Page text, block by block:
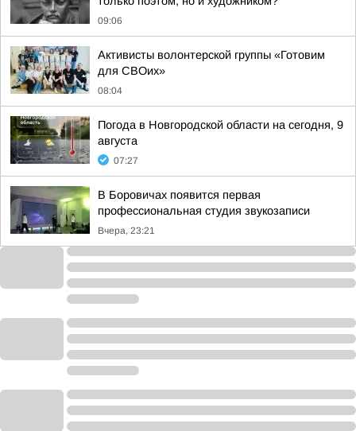
09:06
Активисты волонтерской группы «Готовим
для СВОих»
08:04
Погода в Новгородской области на сегодня, 9
августа
07:27
В Боровичах появится первая
профессиональная студия звукозаписи
Вчера, 23:21